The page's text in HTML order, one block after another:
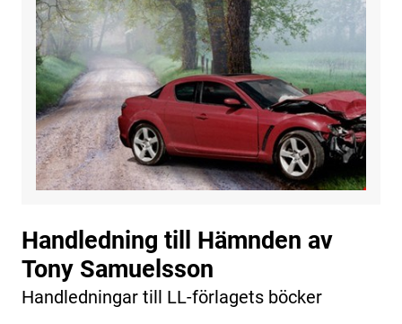
Handledning till Hämnden av
Tony Samuelsson
Handledningar till LL-förlagets böcker